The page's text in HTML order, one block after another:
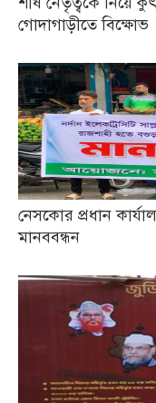
গোদাগাড়ীতে বিক্ষোভ
নেসকোর প্রধান
মানববন্ধন